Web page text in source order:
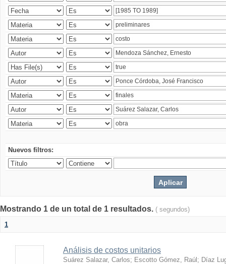
Nuevos filtros:
Mostrando 1 de un total de 1 resultados. ( segundos)
1
Análisis de costos unitarios
Suárez Salazar, Carlos; Escotto Gómez, Raúl ; Díaz